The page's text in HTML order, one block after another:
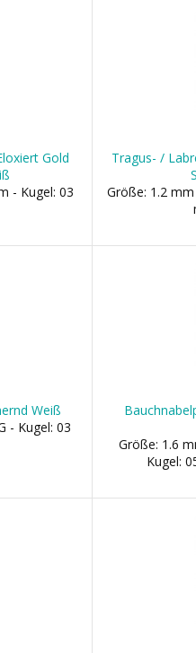
Gold
- Kugel: 03
Tragus- /
Größe: 1.2
Weiß
- Kugel: 03
Größe: 1.6
Kugel: